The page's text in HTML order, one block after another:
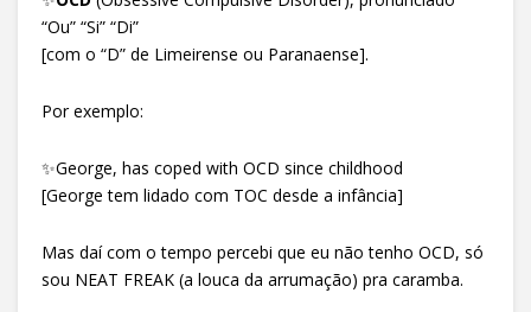
“Ou” “Si” “Di”
[com o “D” de Limeirense ou Paranaense].
Por exemplo:
✨George, has coped with OCD since childhood
[George tem lidado com TOC desde a infância]
Mas daí com o tempo percebi que eu não tenho OCD, só
sou NEAT FREAK (a louca da arrumação) pra caramba.